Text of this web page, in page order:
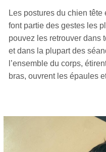
Les postures du chien
font partie des gestes les
pouvez les retrouver dans
et dans la plupart des
l’ensemble du corps,
bras, ouvrent les épaules